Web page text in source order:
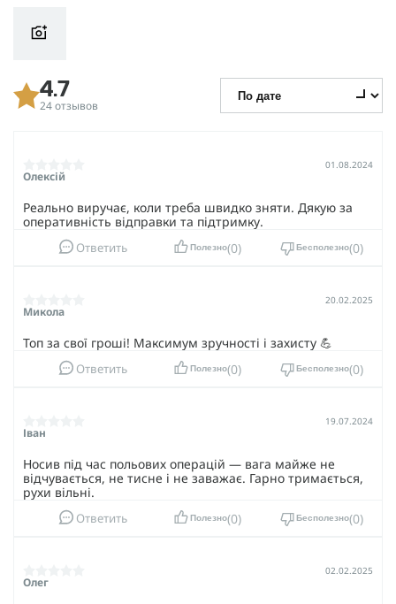
4.7
24 отзывов
Олексій
01.08.2024
Реально виручає, коли треба швидко зняти. Дякую за
оперативність відправки та підтримку.
Ответить Полезно 0 Бесполезно 0
Микола
20.02.2025
Топ за свої гроші! Максимум зручності і захисту 💪
Ответить Полезно 0 Бесполезно 0
Іван
19.07.2024
Носив під час польових операцій — вага майже не
відчувається, не тисне і не заважає. Гарно тримається,
рухи вільні.
Ответить Полезно 0 Бесполезно 0
Олег
02.02.2025